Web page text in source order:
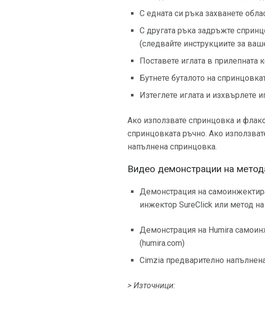
С едната си ръка захванете
С другата ръка задръжте
(следвайте инструкциите за
Поставете иглата в прилепната
Бутнете буталото на
Изтеглете иглата и изхвърлете
Ако използвате спринцовка и
спринцовката ръчно. Ако
напълнена спринцовка.
Видео демонстрации на
Демонстрация на
инжектор SureClick или метод
Демонстрация на Humira
(humira.com)
Cimzia предварително
> Източници: